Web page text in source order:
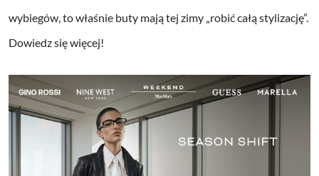
wybiegów, to właśnie buty mają tej zimy „robić całą stylizację”.
Dowiedz się więcej!